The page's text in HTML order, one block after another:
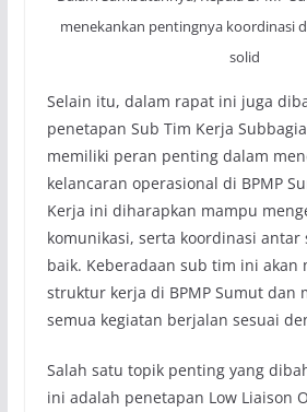
menekankan pentingnya koordinasi
solid
Selain itu, dalam rapat ini juga
penetapan Sub Tim Kerja
memiliki peran penting dalam
kelancaran operasional di BPMP
Kerja ini diharapkan mampu
komunikasi, serta koordinasi antar
baik. Keberadaan sub tim ini akan
struktur kerja di BPMP Sumut dan
semua kegiatan berjalan sesuai
Salah satu topik penting yang
ini adalah penetapan Low Liaison